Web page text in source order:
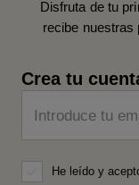
Disfruta de tu
recibe nuestras
Crea tu
Introduce tu
He leído y